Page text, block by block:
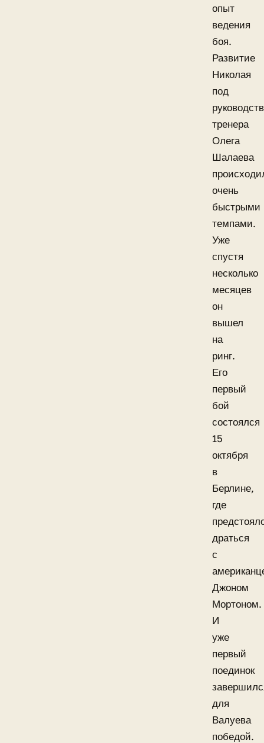
опыт
ведения
боя.
Развитие
Николая
под
тренера
Олега
Шалаева
очень
быстрыми
темпами.
Уже
спустя
несколько
месяцев
он
вышел
на
ринг.
Его
первый
бой
состоялся
15
октября
в
Берлине,
где
драться
с
Джоном
Мортоном.
И
уже
первый
поединок
для
Валуева
победой.